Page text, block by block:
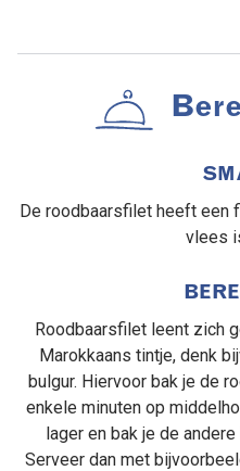
De roodbaarsfilet heeft een
vlees
Roodbaarsfilet leent zich
Marokkaans tintje, denk
bulgur. Hiervoor bak je de
enkele minuten op
lager en bak je de
Serveer dan met